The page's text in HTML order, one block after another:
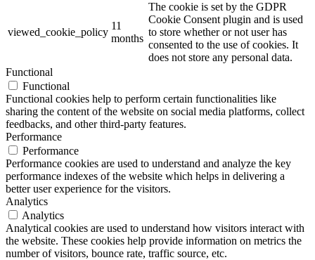
viewed_cookie_policy
11
months
The cookie is set by the GDPR
Cookie Consent plugin and is used
to store whether or not user has
consented to the use of cookies. It
does not store any personal data.
Functional
Functional
Functional cookies help to perform certain functionalities like
sharing the content of the website on social media platforms, collect
feedbacks, and other third-party features.
Performance
Performance
Performance cookies are used to understand and analyze the key
performance indexes of the website which helps in delivering a
better user experience for the visitors.
Analytics
Analytics
Analytical cookies are used to understand how visitors interact with
the website. These cookies help provide information on metrics the
number of visitors, bounce rate, traffic source, etc.